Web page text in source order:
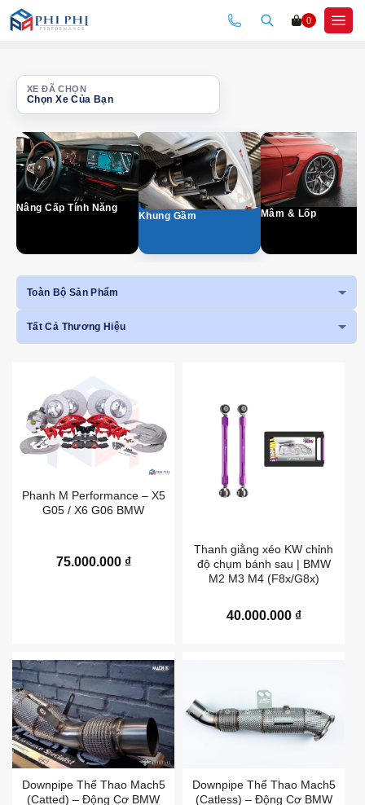
Skip
to
0
Danh mục
Nội dung sẽ xuất hiện sau khi menu được mở.
XE ĐÃ CHỌN
Chọn Xe Của Bạn
Nâng Cấp Tính Năng
Khung Gầm Mâm & Lốp
Toàn Bộ Sản Phẩm
Tất Cả Thương Hiệu
Phanh M Performance – X5
G05 / X6 G06 BMW
75.000.000 ₫
Thanh giằng xéo KW chỉnh
độ chụm bánh sau | BMW
M2 M3 M4 (F8x/G8x)
40.000.000 ₫
Downpipe Thể Thao Mach5
(Catted) – Động Cơ BMW
Downpipe Thể Thao Mach5
(Catless) – Động Cơ BMW